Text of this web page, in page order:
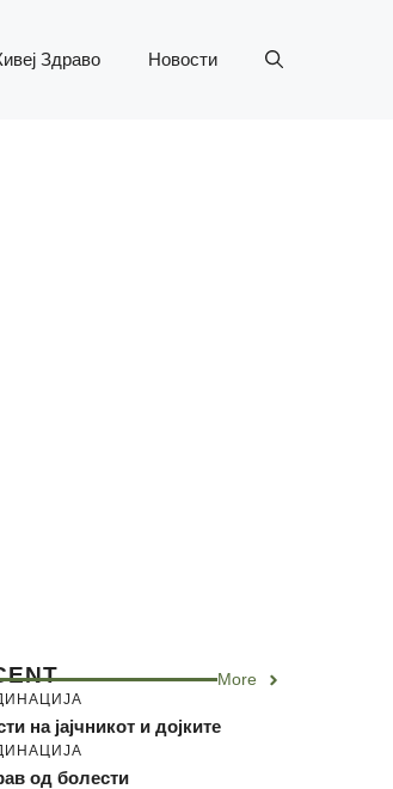
Здраво Новости
More
на јајчникот и дојките
од болести